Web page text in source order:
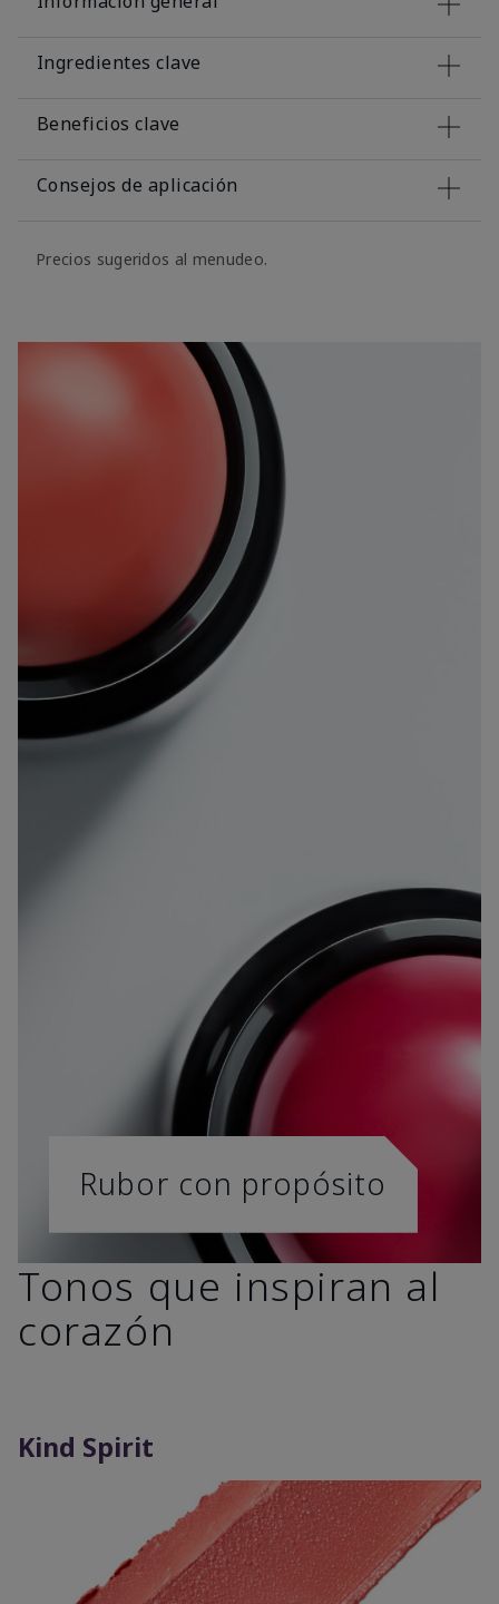
Ingredientes clave
Beneficios clave
Consejos de aplicación
Precios sugeridos al menudeo.
Rubor con propósito
Tonos que inspiran al
corazón
Kind Spirit